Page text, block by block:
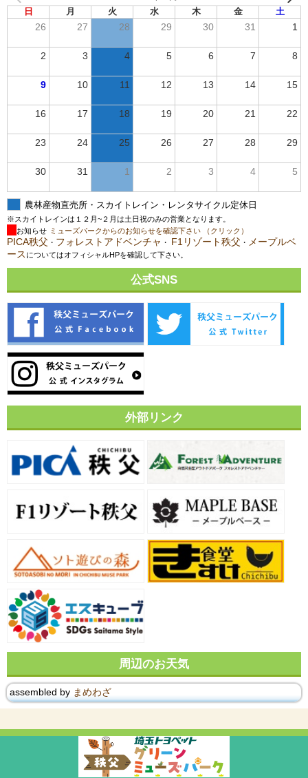
日 月 火 水 木 金 土
26 27 28 29 30 31 1
2 3 4 5 6 7 8
9 10 11 12 13 14 15
16 17 18 19 20 21 22
23 24 25 26 27 28 29
30 31 1 2 3 4 5
農林産物直売所・スカイトレイン・レンタサイクル定休日
※スカイトレインは１２月~２月は土日祝のみの営業となります。
お知らせ ミューズパークからのお知らせを確認下さい （クリック）
PICA秩父 ・ フォレストアドベンチャ ・ F1リゾート秩父 ・
メープルベ
ース についてはオフィシャルHPを確認して下さい。
公式SNS
外部リンク
周辺のお天気
assembled by まめわざ